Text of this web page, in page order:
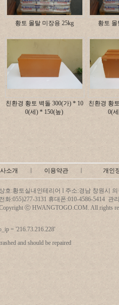
황토 몰탈 미장용 25kg 황토 몰
친환경 황토 벽돌 300(가) * 10
0(세) * 150(높)
친환경 황
0(
소개 이용약관 개인
호:황토실내인테리어 l 주소:경남 창원시
전화:055)277-3131 휴대폰:010-4586-5414 관
ⓒ HWANGTOGO.COM. All rights
= '216.73.216.228'
and should be repaired